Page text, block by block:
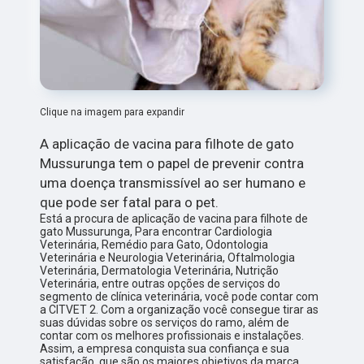
Clique na imagem para expandir
A aplicação de vacina para filhote de gato
Mussurunga tem o papel de prevenir contra
uma doença transmissível ao ser humano e
que pode ser fatal para o pet.
Está a procura de aplicação de vacina para filhote de
gato Mussurunga, Para encontrar Cardiologia
Veterinária, Remédio para Gato, Odontologia
Veterinária e Neurologia Veterinária, Oftalmologia
Veterinária, Dermatologia Veterinária, Nutrição
Veterinária, entre outras opções de serviços do
segmento de clínica veterinária, você pode contar com
a CITVET 2. Com a organização você consegue tirar as
suas dúvidas sobre os serviços do ramo, além de
contar com os melhores profissionais e instalações.
Assim, a empresa conquista sua confiança e sua